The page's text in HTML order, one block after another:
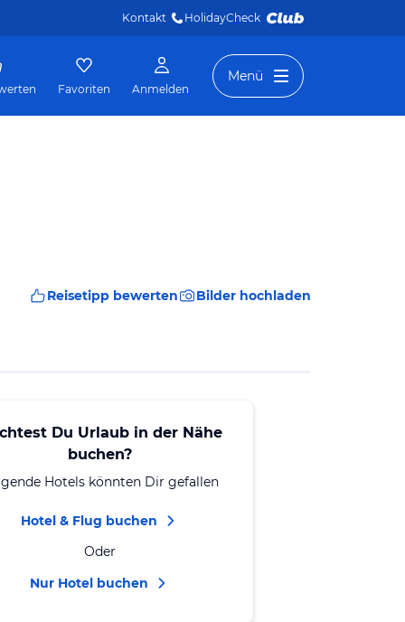
Kontakt HolidayCheck
Favoriten Anmelden
Menü
Reisetipp bewerten Bilder hochladen
Du Urlaub in der Nähe
buchen?
Hotels könnten Dir gefallen
Hotel & Flug buchen
Oder
Nur Hotel buchen